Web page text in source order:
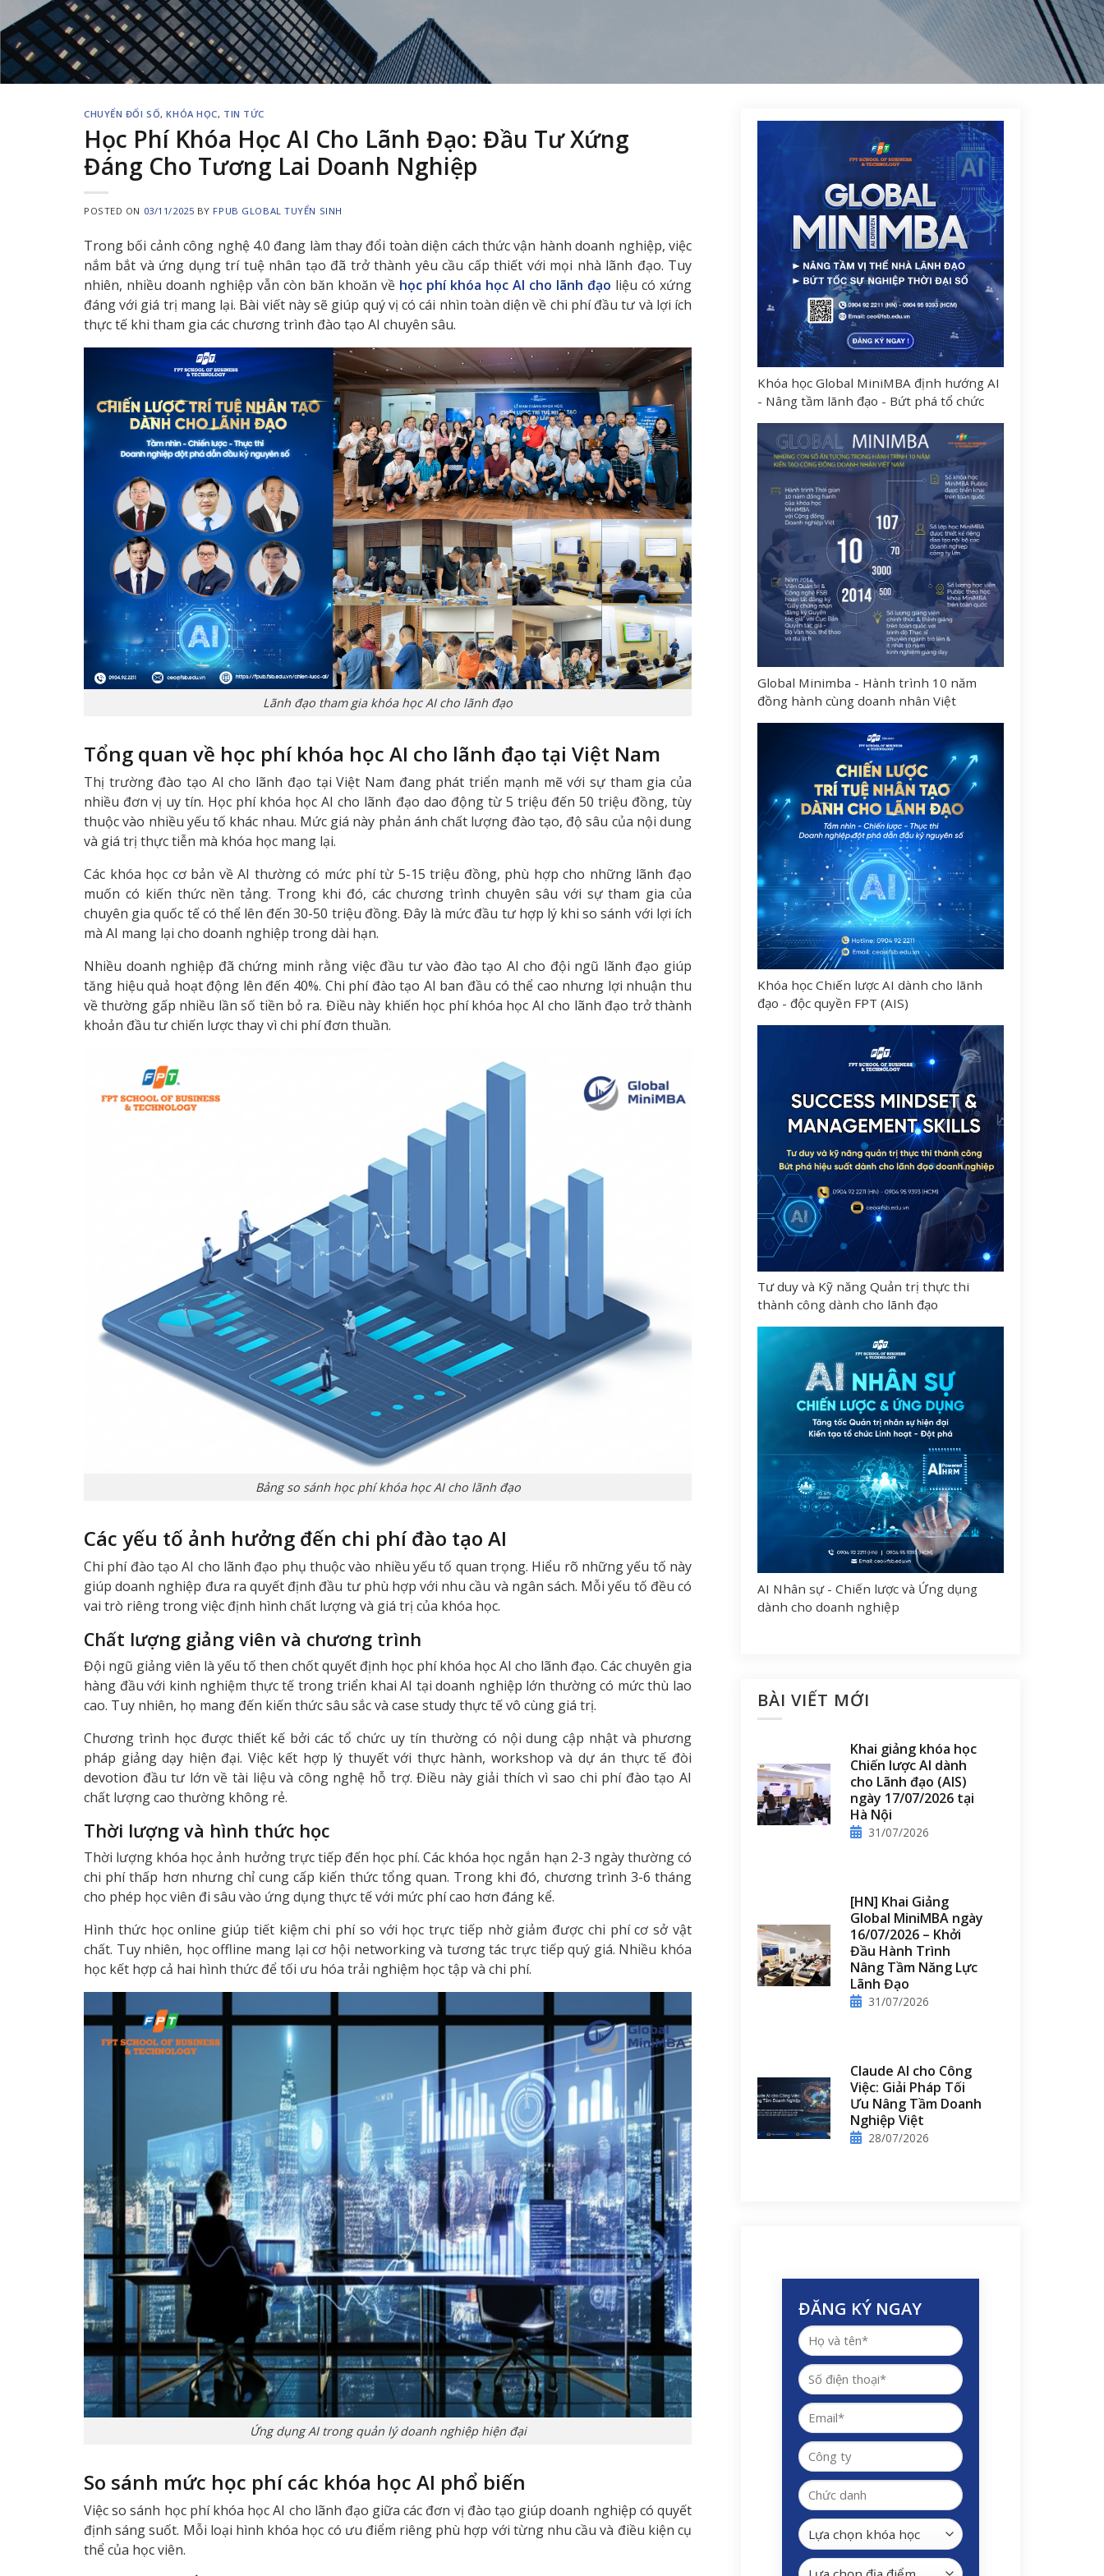
CHUYỂN ĐỔI SỐ,KHÓA HỌC, TIN TỨC
Học Phí Khóa Học AI Cho Lãnh Đạo: Đầu Tư Xứng
Đáng Cho Tương Lai Doanh Nghiệp
POSTED ON 03/11/2025 BY FPUB GLOBAL TUYỂN SINH
Trong bối cảnh công nghệ 4.0 đang làm thay đổi toàn diện cách thức vận hành doanh nghiệp, việc
nắm bắt và ứng dụng trí tuệ nhân tạo đã trở thành yêu cầu cấp thiết với mọi nhà lãnh đạo. Tuy
nhiên, nhiều doanh nghiệp vẫn còn băn khoăn về học phí khóa học AI cho lãnh đạo liệu có xứng
đáng với giá trị mang lại. Bài viết này sẽ giúp quý vị có cái nhìn toàn diện về chi phí đầu tư và lợi ích
thực tế khi tham gia các chương trình đào tạo AI chuyên sâu.
Lãnh đạo tham gia khóa học AI cho lãnh đạo
Tổng quan về học phí khóa học AI cho lãnh đạo tại Việt Nam
Thị trường đào tạo AI cho lãnh đạo tại Việt Nam đang phát triển mạnh mẽ với sự tham gia của
nhiều đơn vị uy tín. Học phí khóa học AI cho lãnh đạo dao động từ 5 triệu đến 50 triệu đồng, tùy
thuộc vào nhiều yếu tố khác nhau. Mức giá này phản ánh chất lượng đào tạo, độ sâu của nội dung
và giá trị thực tiễn mà khóa học mang lại.
Các khóa học cơ bản về AI thường có mức phí từ 5-15 triệu đồng, phù hợp cho những lãnh đạo
muốn có kiến thức nền tảng. Trong khi đó, các chương trình chuyên sâu với sự tham gia của
chuyên gia quốc tế có thể lên đến 30-50 triệu đồng. Đây là mức đầu tư hợp lý khi so sánh với lợi ích
mà AI mang lại cho doanh nghiệp trong dài hạn.
Nhiều doanh nghiệp đã chứng minh rằng việc đầu tư vào đào tạo AI cho đội ngũ lãnh đạo giúp
tăng hiệu quả hoạt động lên đến 40%. Chi phí đào tạo AI ban đầu có thể cao nhưng lợi nhuận thu
về thường gấp nhiều lần số tiền bỏ ra. Điều này khiến học phí khóa học AI cho lãnh đạo trở thành
khoản đầu tư chiến lược thay vì chi phí đơn thuần.
Bảng so sánh học phí khóa học AI cho lãnh đạo
Các yếu tố ảnh hưởng đến chi phí đào tạo AI
Chi phí đào tạo AI cho lãnh đạo phụ thuộc vào nhiều yếu tố quan trọng. Hiểu rõ những yếu tố này
giúp doanh nghiệp đưa ra quyết định đầu tư phù hợp với nhu cầu và ngân sách. Mỗi yếu tố đều có
vai trò riêng trong việc định hình chất lượng và giá trị của khóa học.
Chất lượng giảng viên và chương trình
Đội ngũ giảng viên là yếu tố then chốt quyết định học phí khóa học AI cho lãnh đạo. Các chuyên gia
hàng đầu với kinh nghiệm thực tế trong triển khai AI tại doanh nghiệp lớn thường có mức thù lao
cao. Tuy nhiên, họ mang đến kiến thức sâu sắc và case study thực tế vô cùng giá trị.
Chương trình học được thiết kế bởi các tổ chức uy tín thường có nội dung cập nhật và phương
pháp giảng dạy hiện đại. Việc kết hợp lý thuyết với thực hành, workshop và dự án thực tế đòi
devotion đầu tư lớn về tài liệu và công nghệ hỗ trợ. Điều này giải thích vì sao chi phí đào tạo AI
chất lượng cao thường không rẻ.
Thời lượng và hình thức học
Thời lượng khóa học ảnh hưởng trực tiếp đến học phí. Các khóa học ngắn hạn 2-3 ngày thường có
chi phí thấp hơn nhưng chỉ cung cấp kiến thức tổng quan. Trong khi đó, chương trình 3-6 tháng
cho phép học viên đi sâu vào ứng dụng thực tế với mức phí cao hơn đáng kể.
Hình thức học online giúp tiết kiệm chi phí so với học trực tiếp nhờ giảm được chi phí cơ sở vật
chất. Tuy nhiên, học offline mang lại cơ hội networking và tương tác trực tiếp quý giá. Nhiều khóa
học kết hợp cả hai hình thức để tối ưu hóa trải nghiệm học tập và chi phí.
Ứng dụng AI trong quản lý doanh nghiệp hiện đại
So sánh mức học phí các khóa học AI phổ biến
Việc so sánh học phí khóa học AI cho lãnh đạo giữa các đơn vị đào tạo giúp doanh nghiệp có quyết
định sáng suốt. Mỗi loại hình khóa học có ưu điểm riêng phù hợp với từng nhu cầu và điều kiện cụ
thể của học viên.
Khóa học Global MiniMBA định hướng AI
- Nâng tầm lãnh đạo - Bứt phá tổ chức
Global Minimba - Hành trình 10 năm
đồng hành cùng doanh nhân Việt
Khóa học Chiến lược AI dành cho lãnh
đạo - độc quyền FPT (AIS)
Tư duy và Kỹ năng Quản trị thực thi
thành công dành cho lãnh đạo
AI Nhân sự - Chiến lược và Ứng dụng
dành cho doanh nghiệp
BÀI VIẾT MỚI
Khai giảng khóa học
Chiến lược AI dành
cho Lãnh đạo (AIS)
ngày 17/07/2026 tại
Hà Nội
31/07/2026
[HN] Khai Giảng
Global MiniMBA ngày
16/07/2026 – Khởi
Đầu Hành Trình
Nâng Tầm Năng Lực
Lãnh Đạo
31/07/2026
Claude AI cho Công
Việc: Giải Pháp Tối
Ưu Nâng Tầm Doanh
Nghiệp Việt
28/07/2026
ĐĂNG KÝ NGAY